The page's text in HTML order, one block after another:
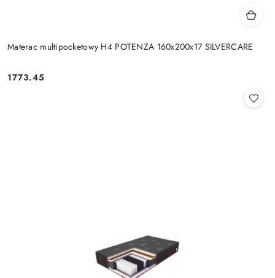
Materac multipocketowy H4 POTENZA 160x200x17 SILVERCARE
Cena:
1773.45